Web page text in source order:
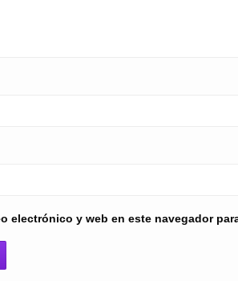
electrónico y web en este navegador